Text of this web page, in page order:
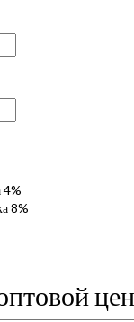
4%
8%